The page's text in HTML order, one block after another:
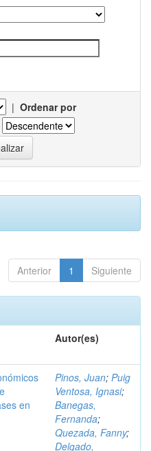
| Ordenar por
Anterior 1 Siguiente
Autor(es)
en
Pinos, Juan; Puig
Ventosa, Ignasi;
Banegas,
Fernanda;
Quezada, Fanny;
Delgado,